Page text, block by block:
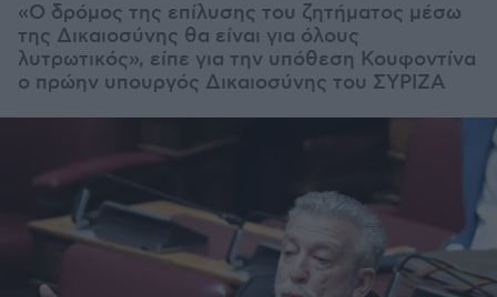
«Ο δρόμος της επίλυσης του ζητήματος μέσω
της Δικαιοσύνης θα είναι για όλους
λυτρωτικός», είπε για την υπόθεση Κουφοντίνα
ο πρώην υπουργός Δικαιοσύνης του ΣΥΡΙΖΑ